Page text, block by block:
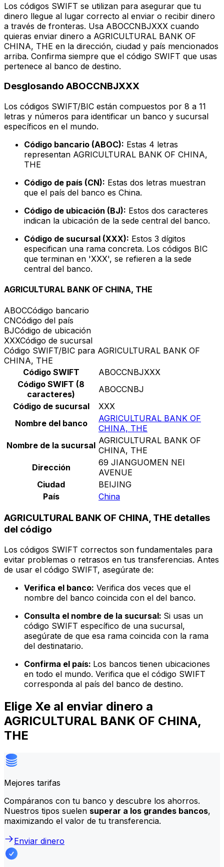
Los códigos SWIFT se utilizan para asegurar que tu
dinero llegue al lugar correcto al enviar o recibir dinero
a través de fronteras. Usa ABOCCNBJXXX cuando
quieras enviar dinero a AGRICULTURAL BANK OF
CHINA, THE en la dirección, ciudad y país mencionados
arriba. Confirma siempre que el código SWIFT que usas
pertenece al banco de destino.
Desglosando ABOCCNBJXXX
Los códigos SWIFT/BIC están compuestos por 8 a 11
letras y números para identificar un banco y sucursal
específicos en el mundo.
Código bancario (ABOC): Estas 4 letras
representan AGRICULTURAL BANK OF CHINA,
THE
Código de país (CN): Estas dos letras muestran
que el país del banco es China.
Código de ubicación (BJ): Estos dos caracteres
indican la ubicación de la sede central del banco.
Código de sucursal (XXX): Estos 3 dígitos
especifican una rama concreta. Los códigos BIC
que terminan en 'XXX', se refieren a la sede
central del banco.
AGRICULTURAL BANK OF CHINA, THE
ABOCCódigo bancario
CNCódigo del país
BJCódigo de ubicación
XXXCódigo de sucursal
Código SWIFT/BIC para AGRICULTURAL BANK OF
CHINA, THE
Código SWIFT
ABOCCNBJXXX
Código SWIFT (8
caracteres)
ABOCCNBJ
Código de sucursal
XXX
Nombre del banco
AGRICULTURAL BANK OF
CHINA, THE
Nombre de la sucursal AGRICULTURAL BANK OF
CHINA, THE
Dirección
69 JIANGUOMEN NEI
AVENUE
Ciudad
BEIJING
País
China
AGRICULTURAL BANK OF CHINA, THE detalles
del código
Los códigos SWIFT correctos son fundamentales para
evitar problemas o retrasos en tus transferencias. Antes
de usar el código SWIFT, asegúrate de:
Verifica el banco: Verifica dos veces que el
nombre del banco coincida con el del banco.
Consulta el nombre de la sucursal: Si usas un
código SWIFT específico de una sucursal,
asegúrate de que esa rama coincida con la rama
del destinatario.
Confirma el país: Los bancos tienen ubicaciones
en todo el mundo. Verifica que el código SWIFT
corresponda al país del banco de destino.
Elige Xe al enviar dinero a
AGRICULTURAL BANK OF CHINA,
THE
Mejores tarifas
Compáranos con tu banco y descubre los ahorros.
Nuestros tipos suelen superar a los grandes bancos,
maximizando el valor de tu transferencia.
Enviar dinero